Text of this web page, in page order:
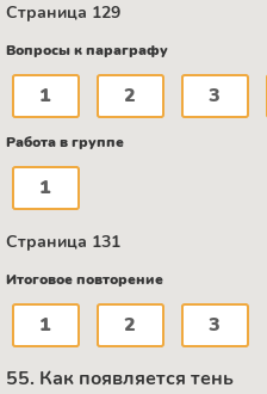
Страница 129
Вопросы к параграфу
1 2 3
Работа в группе
1
Страница 131
Итоговое повторение
1 2 3
55. Как появляется тень